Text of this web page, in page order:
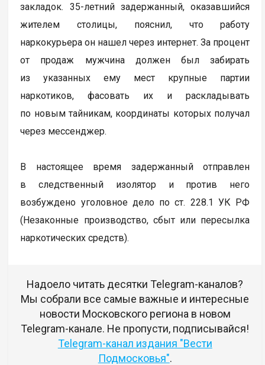
закладок. 35-летний задержанный, оказавшийся
жителем столицы, пояснил, что работу
наркокурьера он нашел через интернет. За процент
от продаж мужчина должен был забирать
из указанных ему мест крупные партии
наркотиков, фасовать их и раскладывать
по новым тайникам, координаты которых получал
через мессенджер.
В настоящее время задержанный отправлен
в следственный изолятор и против него
возбуждено уголовное дело по ст. 228.1 УК РФ
(Незаконные производство, сбыт или пересылка
наркотических средств).
Надоело читать десятки Telegram-каналов?
Мы собрали все самые важные и интересные
новости Московского региона в новом
Telegram-канале. Не пропусти, подписывайся!
Telegram-канал издания "Вести
Подмосковья".